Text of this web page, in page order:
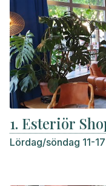
1. Esteriör
Lördag/söndag 11-17